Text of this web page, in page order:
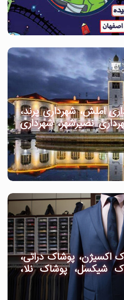
املش، شهرداری پرند،
نصیرشهر، شهرداری
اکسیژن، پوشاک دراتی،
شیکسل، پوشاک نلا،